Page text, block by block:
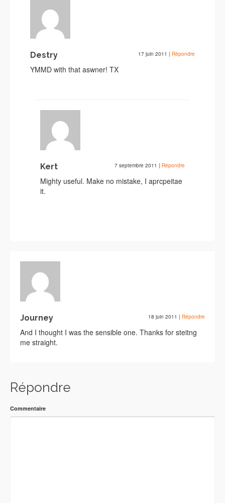
Destry 17 juin 2011 | Répondre
YMMD with that aswner! TX
Kert 7 septembre 2011 | Répondre
Mighty useful. Make no mistake, I aprcpeitae
it.
Journey 18 juin 2011 | Répondre
And I thought I was the sensible one. Thanks for steitng
me straight.
Répondre
Commentaire